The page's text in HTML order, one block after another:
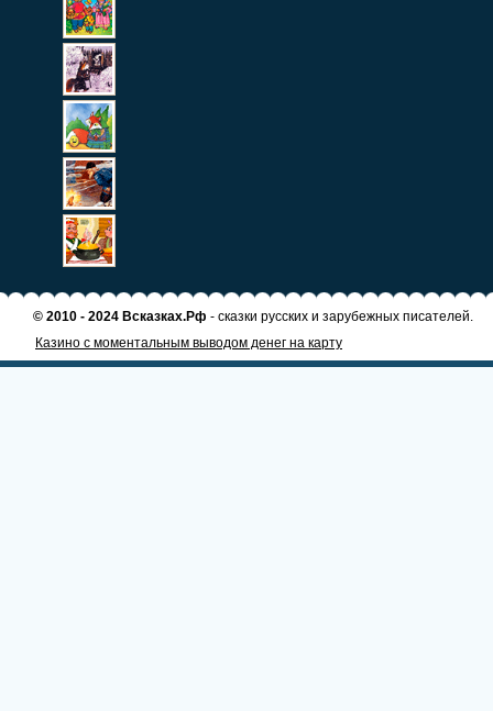
© 2010 - 2024 Всказках.Рф - сказки русских и зарубежных писателей.
Казино с моментальным выводом денег на карту